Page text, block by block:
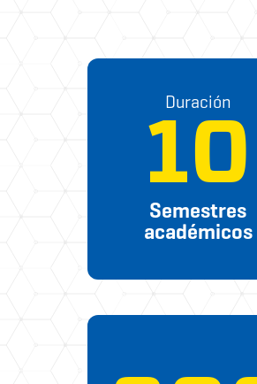
Duración
10
Semestres
académicos